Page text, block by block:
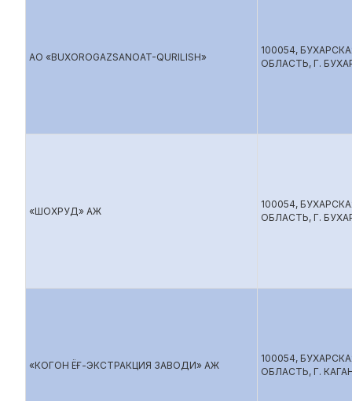
АО «BUXOROGAZSANOAT-QURILISH»
100054,
ОБЛАСТЬ, Г.
«ШОХРУД» АЖ
100054,
ОБЛАСТЬ, Г.
«КОГОН ЁҒ-ЭКСТРАКЦИЯ ЗАВОДИ» АЖ
100054,
ОБЛАСТЬ, Г.